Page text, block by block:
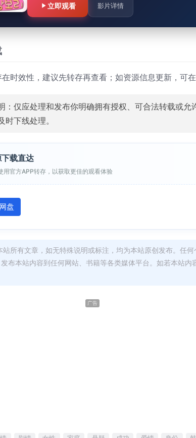
立即观看 影片详情
时效性，建议先转存再查看；如资源信息更新，可
：仅应处理和发布你明确拥有授权、可合法转载或
时下线处理。
载直达
用官方APP转存，以获取更佳的观看体验
盘
站所有文章，如无特殊说明或标注，均为本站原创发布。任
布本站内容到任何网站、书籍等各类媒体平台。如若本站
广告